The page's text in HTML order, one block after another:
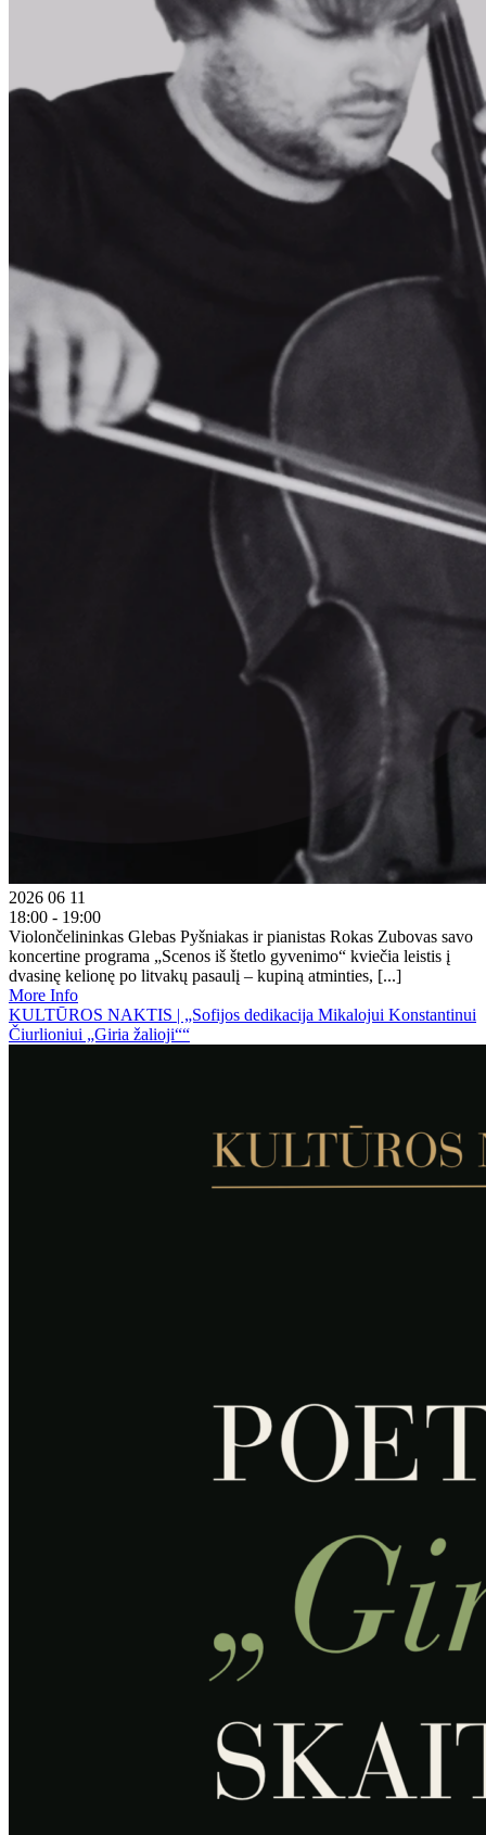
2026 06 11
18:00 - 19:00
Violončelininkas Glebas Pyšniakas ir pianistas Rokas Zubovas savo
koncertine programa „Scenos iš štetlo gyvenimo“ kviečia leistis į
dvasinę kelionę po litvakų pasaulį – kupiną atminties, [...]
More Info
KULTŪROS NAKTIS | „Sofijos dedikacija Mikalojui Konstantinui
Čiurlioniui „Giria žalioji““